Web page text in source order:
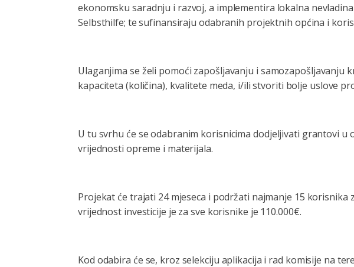
ekonomsku saradnju i razvoj, a implementira lokalna
Selbsthilfe; te sufinansiraju odabranih projektnih općina i
Ulaganjima se želi pomoći zapošljavanju i
kapaciteta (količina), kvalitete meda, i/ili stvoriti bolje uslove
U tu svrhu će se odabranim korisnicima dodjeljivati grantovi u
vrijednosti opreme i materijala.
Projekat će trajati 24 mjeseca i podržati najmanje 15
vrijednost investicije je za sve korisnike je 110.000€.
Kod odabira će se, kroz selekciju aplikacija i rad komisije na